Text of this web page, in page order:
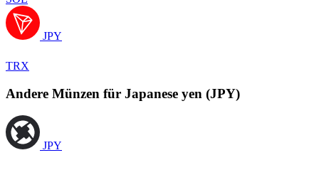
JPY
TRX
Andere Münzen für Japanese yen (JPY)
JPY